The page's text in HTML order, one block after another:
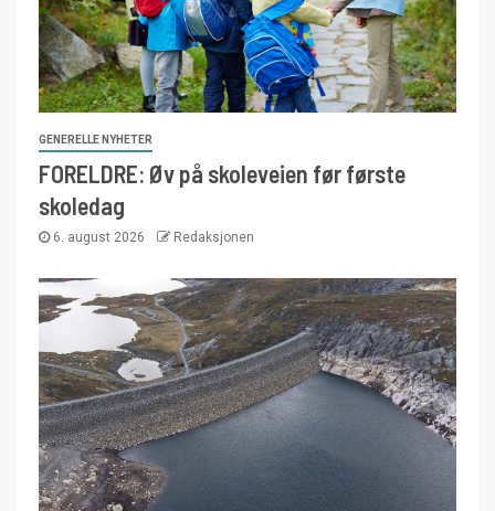
GENERELLE NYHETER
FORELDRE: Øv på skoleveien før første
skoledag
6. august 2026 Redaksjonen